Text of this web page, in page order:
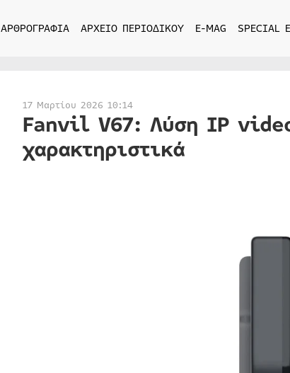
ΑΡΘΡΟΓΡΑΦΙΑ ΑΡΧΕΙΟ ΠΕΡΙΟΔΙΚΟΥ E-MAG SPECIAL
17 Μαρτίου 2026 10:14
Fanvil V67: Λύση IP
χαρακτηριστικά